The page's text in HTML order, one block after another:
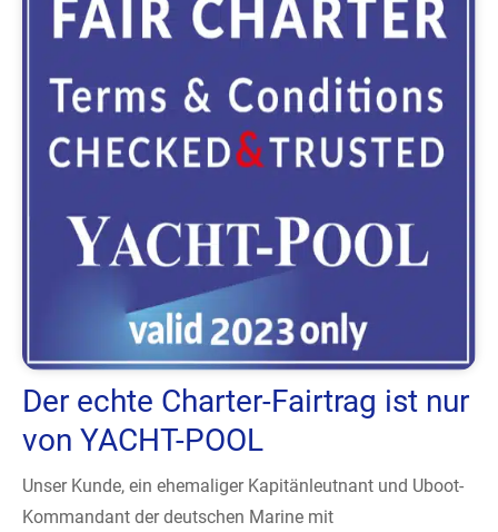
Der echte Charter-Fairtrag ist nur
von YACHT-POOL
Unser Kunde, ein ehemaliger Kapitänleutnant und Uboot-
Kommandant der deutschen Marine mit